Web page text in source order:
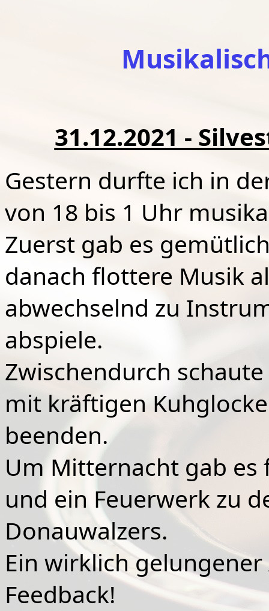
31.12.2021 -
Gestern durfte ich in
von 18 bis 1 Uhr
Zuerst gab es
danach flottere Musik
abwechselnd zu
abspiele.
Zwischendurch
mit kräftigen
beenden.
Um Mitternacht gab es
und ein Feuerwerk zu
Donauwalzers.
Ein wirklich
Feedback!